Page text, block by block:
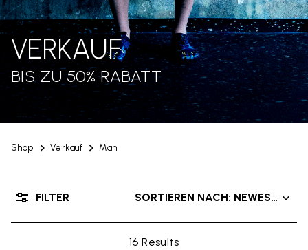
Shop Verkauf Man
VERKAUF
BIS ZU 50% RABATT
16 Results
SORTIEREN NACH: NEWEST
FILTER